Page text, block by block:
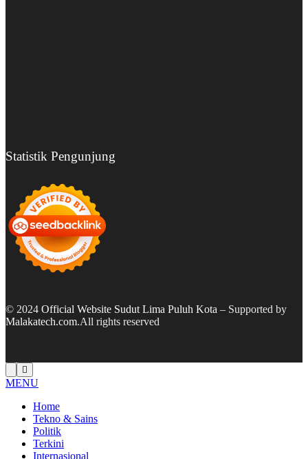
Statistik Pengunjung
© 2024 Official Website Sudut Lima Puluh Kota – Supported by
Malakatech.com.All rights reserved
MENU
Home
Tekno & Sains
Politik
Terkini
Internasional